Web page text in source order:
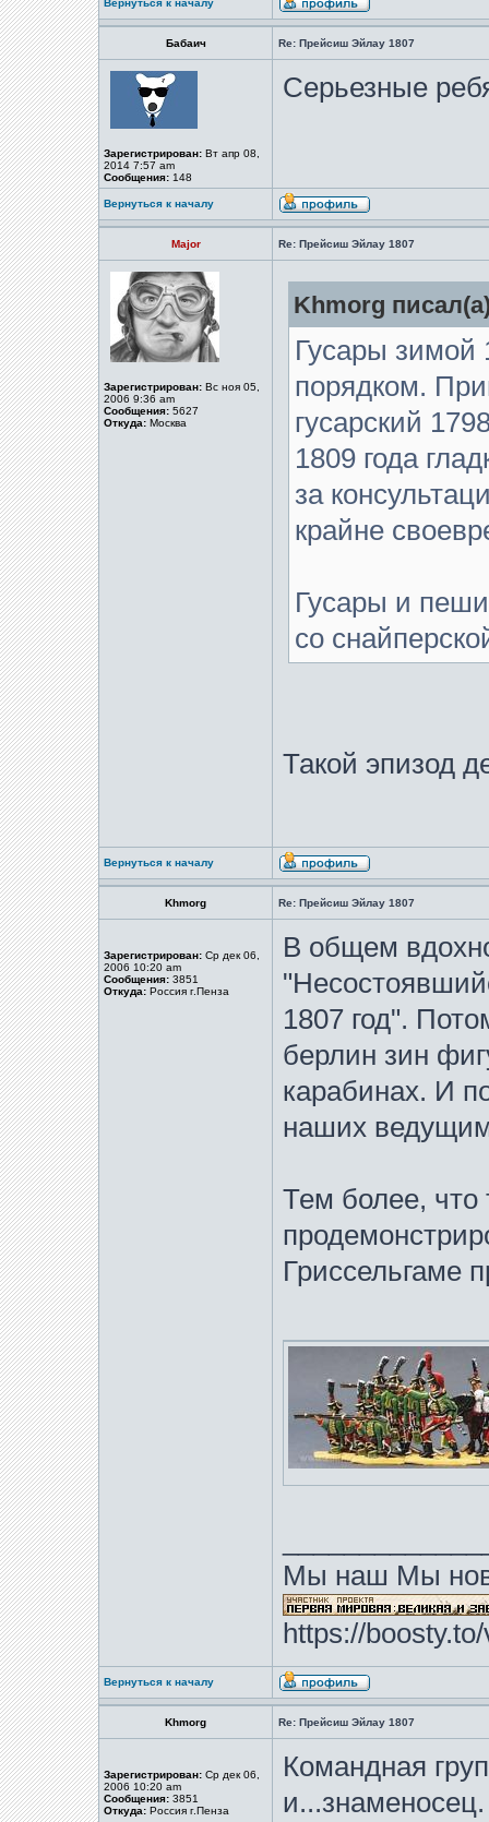
Вернуться к началу
Бабаич Re: Прейсиш Эйлау 1807
Зарегистрирован: Вт апр 08,
2014 7:57 am
Сообщения: 148
Серьезные
Вернуться к началу
Major Re: Прейсиш Эйлау 1807
Зарегистрирован: Вс ноя 05,
2006 9:36 am
Сообщения: 5627
Откуда: Москва
Khmorg
Гусары зимой
порядком.
гусарский
1809 года
за
крайне
Гусары и
со
Такой эпизод
Вернуться к началу
Khmorg Re: Прейсиш Эйлау 1807
Зарегистрирован: Ср дек 06,
2006 10:20 am
Сообщения: 3851
Откуда: Россия г.Пенза
В общем
1807 год".
берлин зин
карабинах. И
наших
Тем более, что
Гриссельгаме
Мы наш Мы
https://
Вернуться к началу
Khmorg Re: Прейсиш Эйлау 1807
Зарегистрирован: Ср дек 06,
2006 10:20 am
Сообщения: 3851
Откуда: Россия г.Пенза
Командная
и...знаменосец.